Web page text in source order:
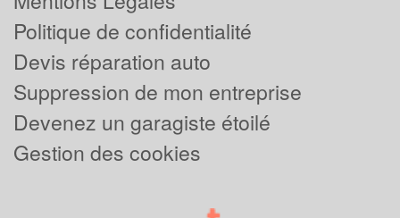
Politique de confidentialité
Devis réparation auto
Suppression de mon entreprise
Devenez un garagiste étoilé
Gestion des cookies